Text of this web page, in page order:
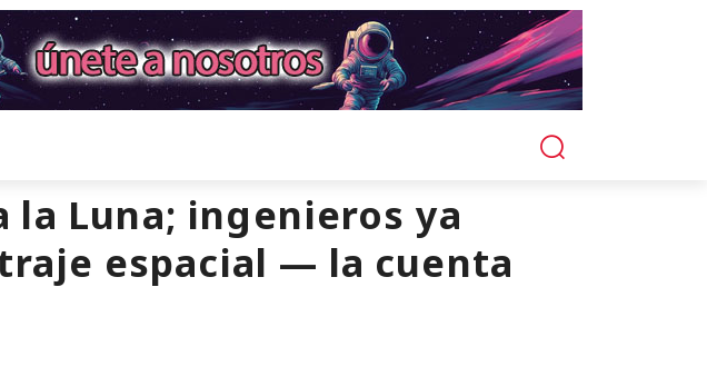
la Luna; ingenieros ya
espacial — la cuenta